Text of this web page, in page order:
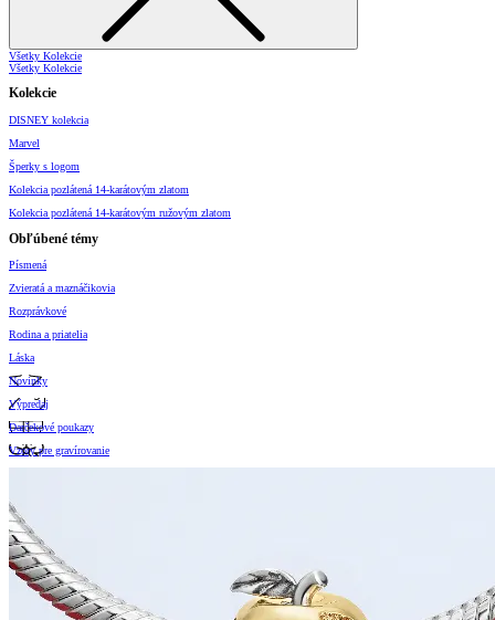
Všetky Kolekcie
Všetky Kolekcie
Kolekcie
DISNEY kolekcia
Marvel
Šperky s logom
Kolekcia pozlátená 14-karátovým zlatom
Kolekcia pozlátená 14-karátovým ružovým zlatom
Obľúbené témy
Písmená
Zvieratá a maznáčikovia
Rozprávkové
Rodina a priatelia
Láska
Novinky
Výpredaj
Darčekové poukazy
Vzory pre gravírovanie